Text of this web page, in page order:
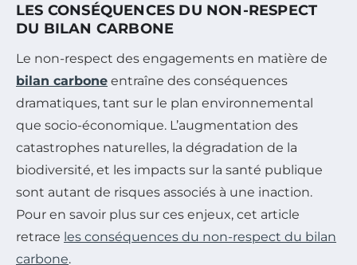
LES CONSÉQUENCES DU NON-RESPECT
DU BILAN CARBONE
Le non-respect des engagements en matière de
bilan carbone entraîne des conséquences
dramatiques, tant sur le plan environnemental
que socio-économique. L’augmentation des
catastrophes naturelles, la dégradation de la
biodiversité, et les impacts sur la santé publique
sont autant de risques associés à une inaction.
Pour en savoir plus sur ces enjeux, cet article
retrace les conséquences du non-respect du bilan
carbone.